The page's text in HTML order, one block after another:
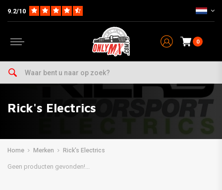
9.2/10
0
Rick's Electrics
Home Merken Rick's Electrics
Geen producten gevonden!...